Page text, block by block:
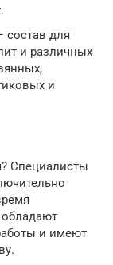
состав для
и различных
и
Специалисты
и имеют